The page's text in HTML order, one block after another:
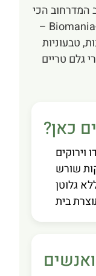
המדרחוב הכי
תוסס בזאגרב? ברוכים הבאים ל-Biomania –
טבעוניות
גלם טריים
כאן?
וירוקים
שורש
גלוטן
בית